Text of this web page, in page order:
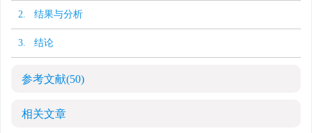
2. 结果与分析
3. 结论
参考文献(50)
相关文章